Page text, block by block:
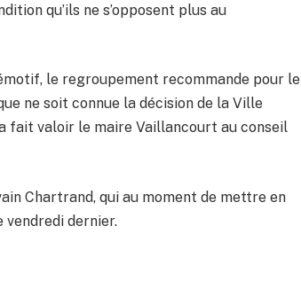
qu’ils ne s’opposent plus au
le regroupement recommande pour le
ne soit connue la décision de la Ville
fait valoir le maire Vaillancourt au conseil
Chartrand, qui au moment de mettre en
vendredi dernier.